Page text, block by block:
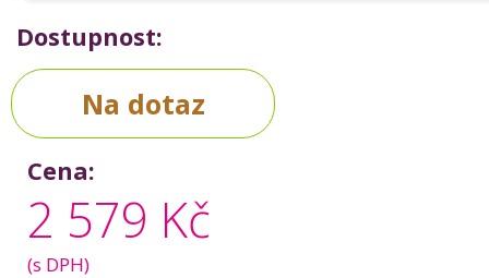
Dostupnost:
Na dotaz
Cena:
2 579 Kč
(s DPH)